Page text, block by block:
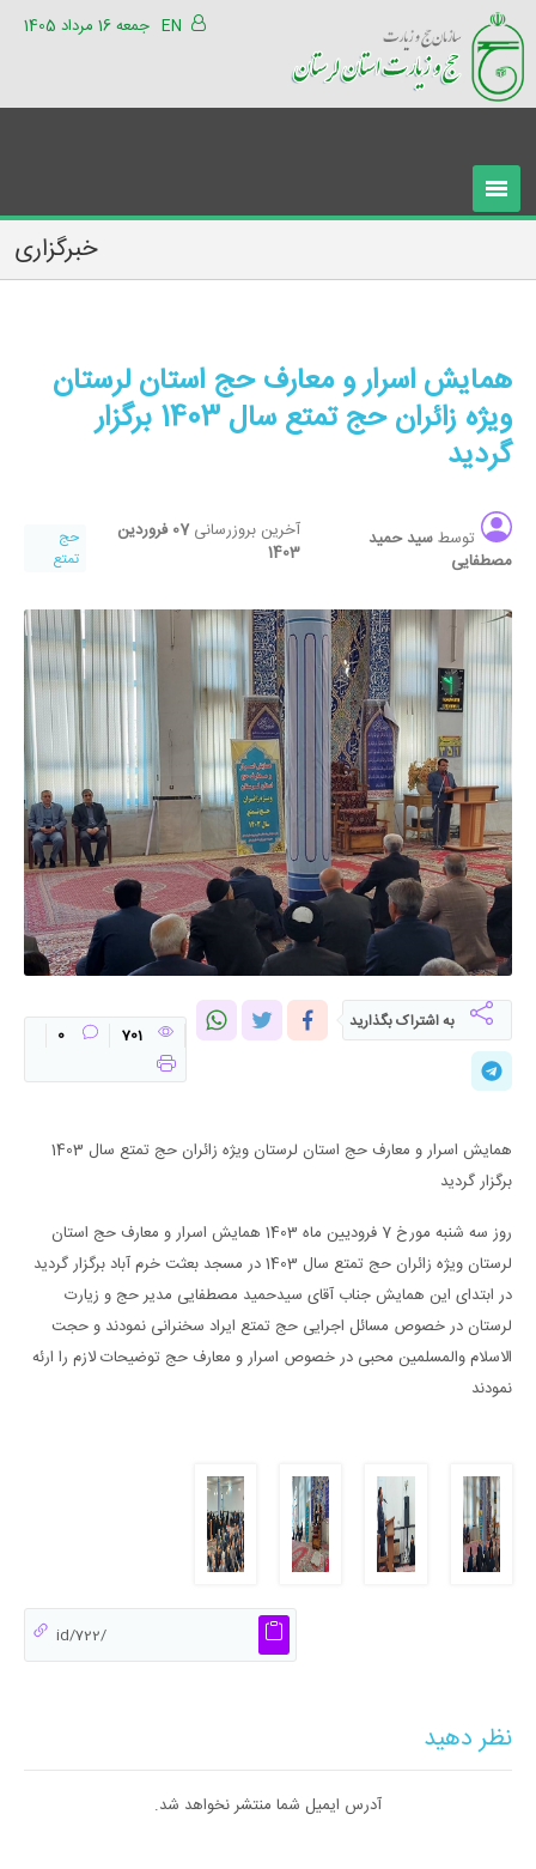
جمعه 16 مرداد 1405 EN
خبرگزاری
همایش اسرار و معارف حج استان لرستان
ویژه زائران حج تمتع سال 1403 برگزار
گردید
توسطسید حمید
مصطفایی
آخرین بروزرسانی
07 فروردین
1403
حج
تمتع
به اشتراک بگذارید
701
0
همایش اسرار و معارف حج استان لرستان ویژه زائران حج تمتع سال 1403
برگزار گردید
روز سه شنبه مورخ 7 فرودیین ماه 1403 همایش اسرار و معارف حج استان
لرستان ویژه زائران حج تمتع سال 1403 در مسجد بعثت خرم آباد برگزار گردید
در ابتدای این همایش جناب آقای سیدحمید مصطفایی مدیر حج و زیارت
لرستان در خصوص مسائل اجرایی حج تمتع ایراد سخنرانی نمودند و حجت
الاسلام والمسلمین محبی در خصوص اسرار و معارف حج توضیحات لازم را ارئه
نمودند
نظر دهید
آدرس ایمیل شما منتشر نخواهد شد.